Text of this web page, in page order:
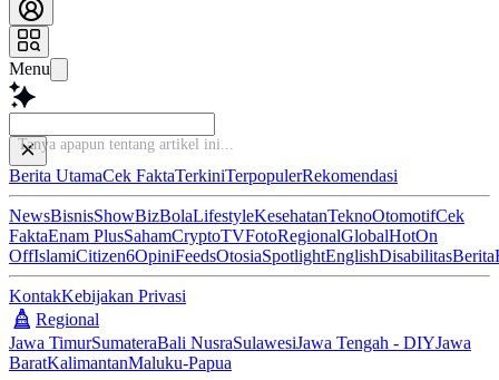
Menu
Tanya
Berita UtamaCek FaktaTerkiniTerpopulerRekomendasi
NewsBisnisShowBizBolaLifestyleKesehatanTeknoOtomotifCek
FaktaEnam PlusSahamCryptoTVFotoRegionalGlobalHotOn
OffIslamiCitizen6OpiniFeedsOtosiaSpotlightEnglishDisabilitasBerita
KontakKebijakan Privasi
Regional
Jawa TimurSumateraBali NusraSulawesiJawa Tengah - DIYJawa
BaratKalimantanMaluku-Papua